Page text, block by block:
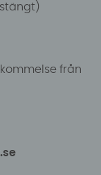
stängt)
från